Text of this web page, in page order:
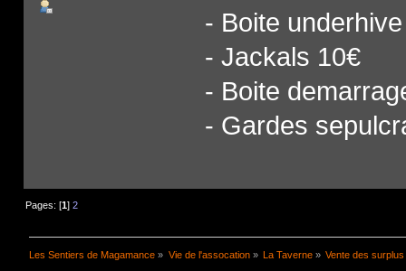
- Boite
- Jackals 10€
- Boite
- Gardes
Pages: [1]2
Les Sentiers de Magamance » Vie de l'assocation» La Taverne» Vente des